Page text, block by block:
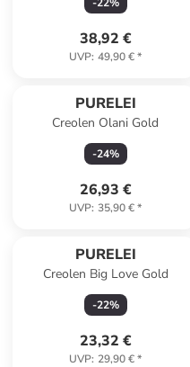
38,92 €
UVP: 49,90 €*
PURELEI
Creolen Olani Gold
-24%
26,93 €
UVP: 35,90 €*
PURELEI
Creolen Big Love Gold
-22%
23,32 €
UVP: 29,90 €*